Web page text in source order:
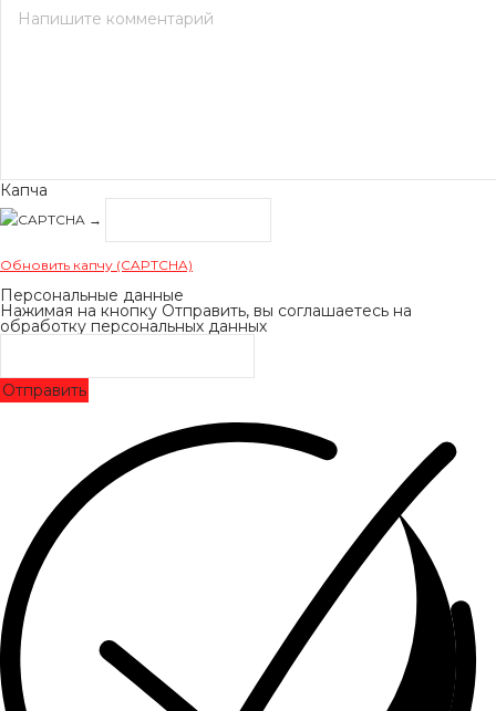
Капча
→
Обновить капчу (CAPTCHA)
Персональные данные
Нажимая на кнопку Отправить, вы соглашаетесь на
обработку персональных данных
Отправить